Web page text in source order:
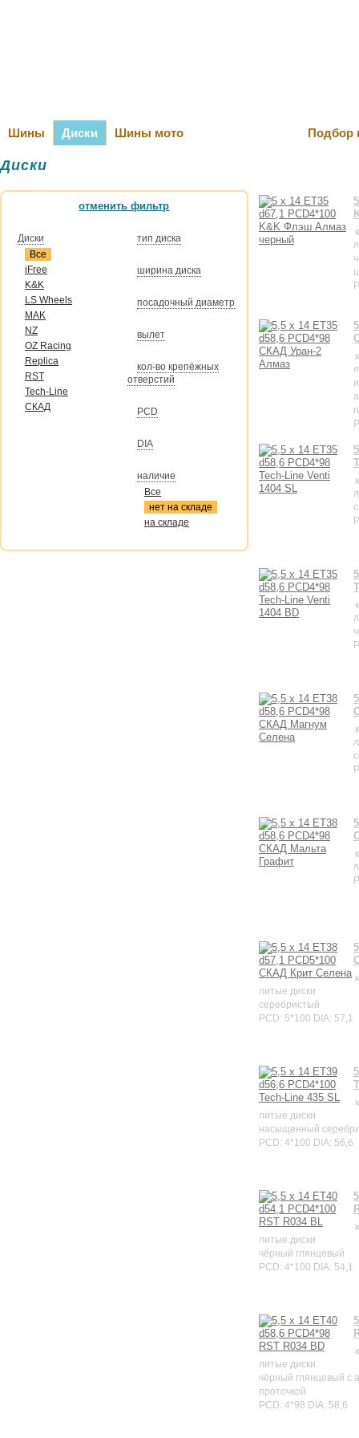
Шины Диски Шины мото Подбор
Диски
отменить фильтр
Диски
Все
iFree
K&K
LS Wheels
MAK
NZ
OZ Raсing
Replica
RST
Tech-Line
СКАД
тип диска
ширина диска
посадочный диаметр
вылет
кол-во крепёжных
отверстий
PCD
DIA
наличие
Все
нет на складе
на складе
литые диски
серебристый
PCD: 5*100 DIA: 57,1
литые диски
насыщенный
PCD: 4*100 DIA: 56,6
литые диски
чёрный глянцевый
PCD: 4*100 DIA: 54,1
литые диски
чёрный глянцевый с
проточкой
PCD: 4*98 DIA: 58,6